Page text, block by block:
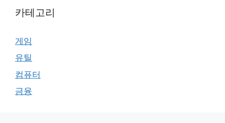
카테고리
게임
유틸
컴퓨터
금융